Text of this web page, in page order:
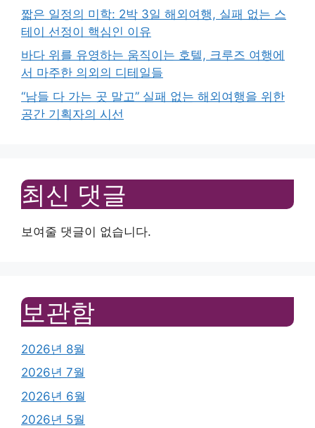
짧은 일정의 미학: 2박 3일 해외여행, 실패 없는 스
테이 선정이 핵심인 이유
바다 위를 유영하는 움직이는 호텔, 크루즈 여행에
서 마주한 의외의 디테일들
“남들 다 가는 곳 말고” 실패 없는 해외여행을 위한
공간 기획자의 시선
최신 댓글
보여줄 댓글이 없습니다.
보관함
2026년 8월
2026년 7월
2026년 6월
2026년 5월